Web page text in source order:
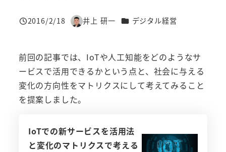
投稿日
2016/2/18
著
井上 研一 カテゴリー
デジタル経営
前回の記事では、IoTや人工知能をどのようなサ
ービスで活用できるかという点と、社会に与える
変化の方向性をマトリクスにして考えてみること
を提案しました。
IoTでの新サービスを活用法
と変化のマトリクスで考える